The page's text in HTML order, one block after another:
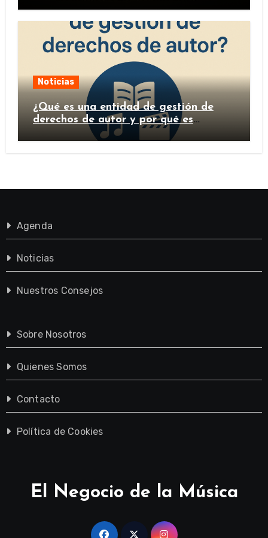
Noticias
¿Qué es una entidad de gestión de
derechos de autor y por qué es
importante?
Agenda
Noticias
Nuestros Consejos
Sobre Nosotros
Quienes Somos
Contacto
Política de Cookies
El Negocio de la Música